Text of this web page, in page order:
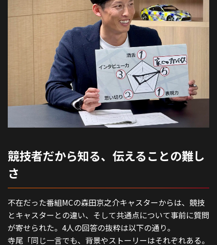
競技者だから知る、伝えることの難し
さ
不在だった番組MCの森田京之介キャスターからは、競技
とキャスターとの違い、そして共通点について事前に質問
が寄せられた。4人の回答の抜粋は以下の通り。
寺尾「同じ一言でも、背景やストーリーはそれぞれある。